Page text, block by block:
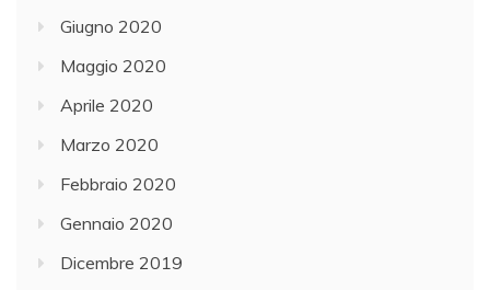
Giugno 2020
Maggio 2020
Aprile 2020
Marzo 2020
Febbraio 2020
Gennaio 2020
Dicembre 2019